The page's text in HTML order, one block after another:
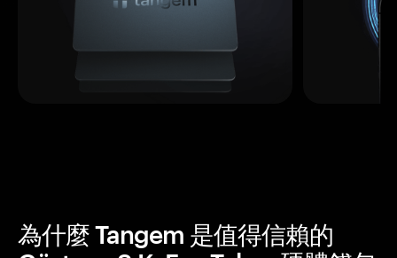
為什麼 Tangem 是值得信賴的